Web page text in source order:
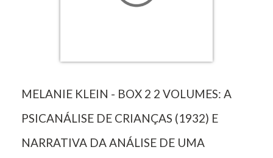
MELANIE KLEIN - BOX 2 2 VOLUMES: A
PSICANÁLISE DE CRIANÇAS (1932) E
NARRATIVA DA ANÁLISE DE UMA